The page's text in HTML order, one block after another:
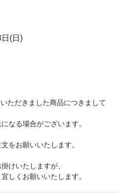
(日)
ただきました商品につきまして
なる場合がございます。
をお願いいたします。
けいたしますが、
しくお願いいたします。